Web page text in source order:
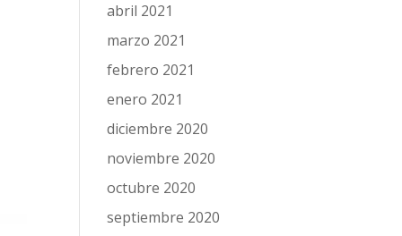
abril 2021
marzo 2021
febrero 2021
enero 2021
diciembre 2020
noviembre 2020
octubre 2020
septiembre 2020